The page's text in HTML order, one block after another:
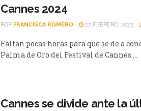
Cannes 2024
POR FRANCISCA ROMERO 27 FEBRERO, 2025
Faltan pocas horas para que se de a
Palma de Oro del Festival de Cannes ...
Cannes se divide ante la